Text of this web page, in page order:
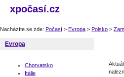
xpočasí.cz
Nacházíte se zde: Počasí > Evropa > Polsko >
Evropa
Chorvatsko
Itálie